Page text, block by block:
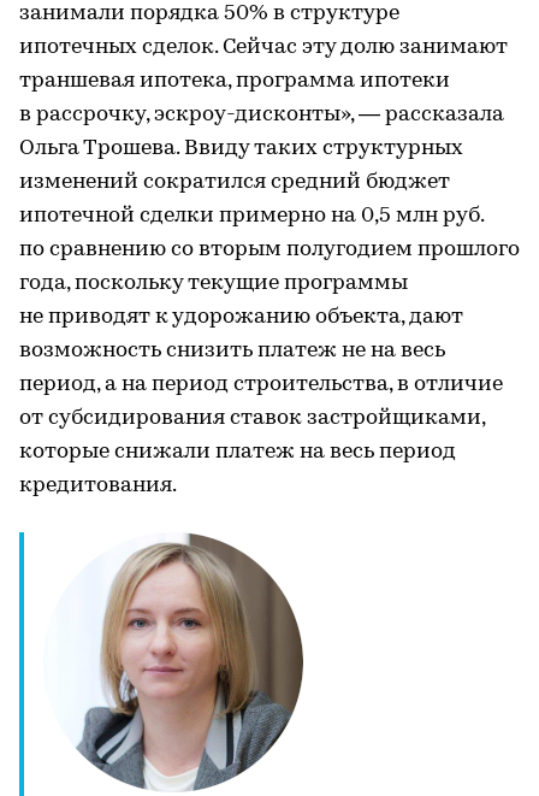
занимали порядка 50% в структуре
ипотечных сделок. Сейчас эту долю занимают
траншевая ипотека, программа ипотеки
в рассрочку, эскроу-дисконты», — рассказала
Ольга Трошева. Ввиду таких структурных
изменений сократился средний бюджет
ипотечной сделки примерно на 0,5 млн руб.
по сравнению со вторым полугодием прошлого
года, поскольку текущие программы
не приводят к удорожанию объекта, дают
возможность снизить платеж не на весь
период, а на период строительства, в отличие
от субсидирования ставок застройщиками,
которые снижали платеж на весь период
кредитования.